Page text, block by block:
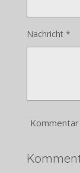
Nachricht *